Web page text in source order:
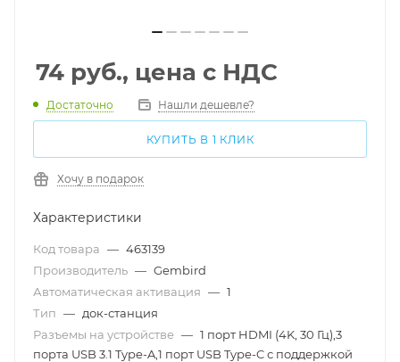
74 руб., цена с НДС
Достаточно Нашли дешевле?
КУПИТЬ В 1 КЛИК
Хочу в подарок
Характеристики
Код товара — 463139
Производитель — Gembird
Автоматическая активация — 1
Тип — док-станция
Разъемы на устройстве — 1 порт HDMI (4K, 30 Гц),3
порта USB 3.1 Type-A,1 порт USB Type-C с поддержкой